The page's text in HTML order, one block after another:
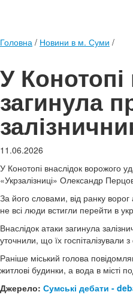
Головна / Новини в м. Суми /
У
загинула
11.06.2026
У Конотопі внаслідок ворожого
«Укрзалізниці» Олександр
За його словами, від ранку
не всі люди встигли перейти в
Внаслідок атаки загинула
уточнили, що їх
Раніше міський голова
житлові будинки, а вода в місті
Джерело: Сумські дебати -